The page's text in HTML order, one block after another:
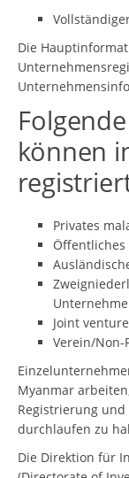
Die
können
Privates
Öffentliches
Joint venture
Verein/Non-
Myanmar
Registrierung
durchlaufen zu
Die Direktion für